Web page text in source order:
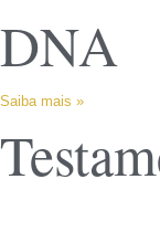
DNA
Saiba mais »